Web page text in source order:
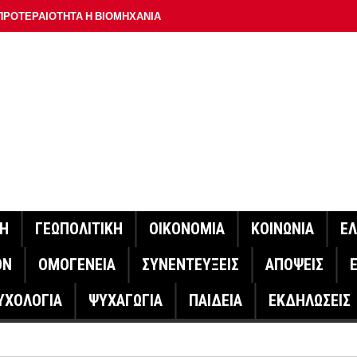
Η ΒΙΟΜΗΧΑΝΙΑ
Η ΠΛΑΤΦΟΡΜΑ
ΣΑΝ ΣΗΜΕΡΑ
Ο ΜΗΤΣΟΤΑΚΗΣ ΓΙΑ ΤΟΥΣ ΠΥΡΟΠΛΗΚΤΟΥΣ
ΕΡΕΥΝΗΤΗΣ ΣΤΗ ΔΑΝΙΑ ΣΧΕΔΙΑΖΕΙ DRONE ΓΙΑ ΤΗ
ΓΕΩΠΟΛΙΤΙΚΗ ΟΙΚΟΝΟΜΙΑ ΚΟΙΝΩΝΙΑ
ΟΜΟΓΕΝΕΙΑ ΣΥΝΕΝΤΕΥΞΕΙΣ ΑΠΟΨΕΙΣ
ΨΥΧΑΓΩΓΙΑ ΠΑΙΔΕΙΑ ΕΚΔΗΛΩΣΕΙΣ